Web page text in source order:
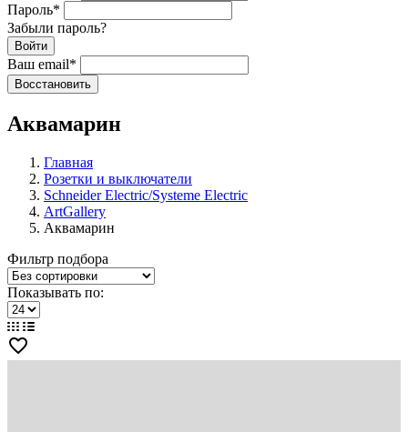
Пароль*
Забыли пароль?
Войти
Ваш email*
Воcстановить
Аквамарин
Главная
Розетки и выключатели
Schneider Electric/Systeme Electric
ArtGallery
Аквамарин
Фильтр подбора
Показывать по:
favorite_border